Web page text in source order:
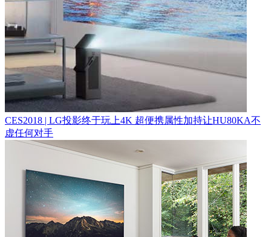
CES2018 | LG投影终于玩上4K 超便携属性加持让HU80KA不
虚任何对手